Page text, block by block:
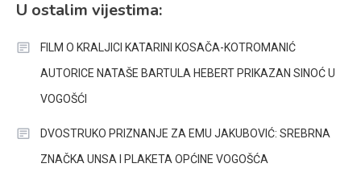
U ostalim vijestima:
FILM O KRALJICI KATARINI KOSAČA-KOTROMANIĆ
AUTORICE NATAŠE BARTULA HEBERT PRIKAZAN SINOĆ U
VOGOŠĆI
DVOSTRUKO PRIZNANJE ZA EMU JAKUBOVIĆ: SREBRNA
ZNAČKA UNSA I PLAKETA OPĆINE VOGOŠĆA